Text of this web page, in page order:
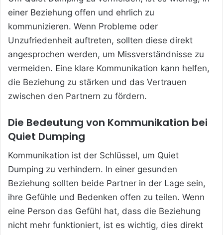
einer Beziehung offen und ehrlich zu
kommunizieren. Wenn Probleme oder
Unzufriedenheit auftreten, sollten diese direkt
angesprochen werden, um Missverständnisse zu
vermeiden. Eine klare Kommunikation kann helfen,
die Beziehung zu stärken und das Vertrauen
zwischen den Partnern zu fördern.
Die Bedeutung von Kommunikation bei
Quiet Dumping
Kommunikation ist der Schlüssel, um Quiet
Dumping zu verhindern. In einer gesunden
Beziehung sollten beide Partner in der Lage sein,
ihre Gefühle und Bedenken offen zu teilen. Wenn
eine Person das Gefühl hat, dass die Beziehung
nicht mehr funktioniert, ist es wichtig, dies direkt